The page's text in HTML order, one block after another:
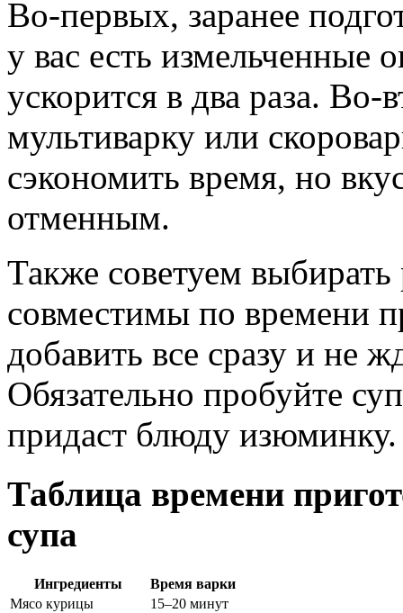
Во-первых, заранее
у вас есть измельченные
ускорится в два раза. Во-
мультиварку или
сэкономить время, но
отменным.
Также советуем
совместимы по времени
добавить все сразу и не
Обязательно пробуйте
придаст блюду изюминку.
Таблица времени
супа
Ингредиенты
Время варки
Мясо курицы
15–20 минут